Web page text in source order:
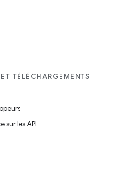
TÉLÉCHARGEMENTS
sur les API